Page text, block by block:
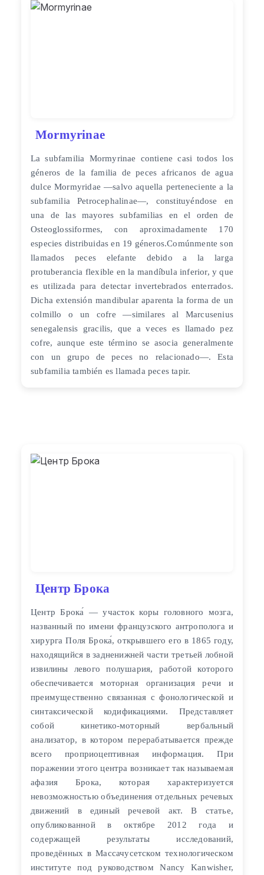
Mormyrinae
La subfamilia Mormyrinae contiene casi todos los
géneros de la familia de peces africanos de agua
dulce Mormyridae —salvo aquella perteneciente a la
subfamilia Petrocephalinae—, constituyéndose en
una de las mayores subfamilias en el orden de
Osteoglossiformes, con aproximadamente 170
especies distribuidas en 19 géneros.​ Comúnmente son
llamados peces elefante debido a la larga
protuberancia flexible en la mandíbula inferior, y que
es utilizada para detectar invertebrados enterrados.​
Dicha extensión mandibular aparenta la forma de un
colmillo o un cofre —similares al Marcusenius
senegalensis gracilis, que a veces es llamado pez
cofre, aunque este término se asocia generalmente
con un grupo de peces no relacionado—. Esta
subfamilia también es llamada peces tapir.
Центр Брока
Центр Брока́ — участок коры головного мозга,
названный по имени французского антрополога и
хирурга Поля Брока́, открывшего его в 1865 году,
находящийся в задненижней части третьей лобной
извилины левого полушария, работой которого
обеспечивается моторная организация речи и
преимущественно связанная с фонологической и
синтаксической кодификациями. Представляет
собой кинетико-моторный вербальный
анализатор, в котором перерабатывается прежде
всего проприоцептивная информация. При
поражении этого центра возникает так называемая
афазия Брока, которая характеризуется
невозможностью объединения отдельных речевых
движений в единый речевой акт. В статье,
опубликованной в октябре 2012 года и
содержащей результаты исследований,
проведённых в Массачусетском технологическом
институте под руководством Nancy Kanwisher,